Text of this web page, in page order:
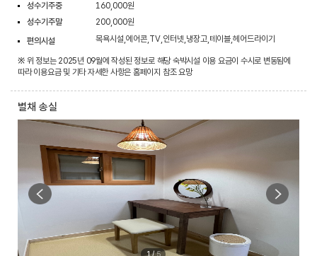
성수기주중
160,000원
성수기주말
200,000원
편의시설
목욕시설,에어콘,TV,인터넷,냉장고,테이블,헤어드라이기
※ 위 정보는 2025년 09월에 작성된 정보로 해당 숙박시설 이용 요금이 수시로 변동됨에
따라 이용요금 및 기타 자세한 사항은 홈페이지 참조 요망
별채 송실
1/5